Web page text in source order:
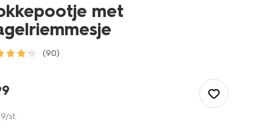
met
(90)
lichaamsverzorging/scheren-
/st.